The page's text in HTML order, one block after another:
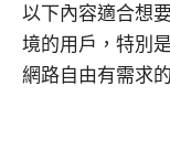
以下內容適合想
境的用戶，特別
網路自由有需求